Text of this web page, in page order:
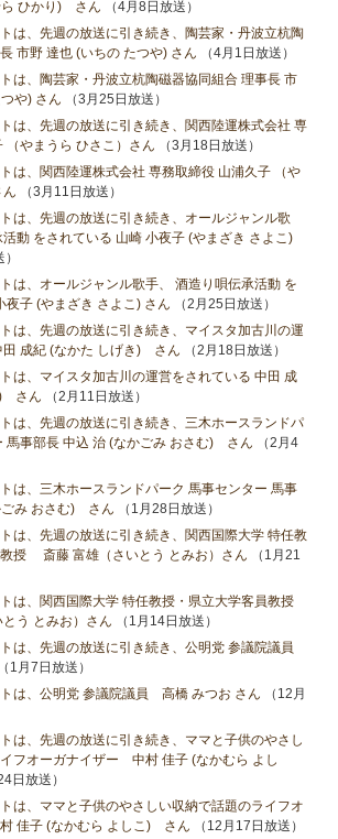
ひかり) さん （4月8日放送）
は、先週の放送に引き続き、陶芸家・丹波立杭陶
市野 達也 (いちの たつや) さん （4月1日放送）
は、陶芸家・丹波立杭陶磁器協同組合 理事長 市
や) さん （3月25日放送）
は、先週の放送に引き続き、関西陸運株式会社 専
（やまうら ひさこ）さん （3月18日放送）
は、関西陸運株式会社 専務取締役 山浦久子 （や
ん （3月11日放送）
は、先週の放送に引き続き、オールジャンル歌
動 をされている 山崎 小夜子 (やまざき さよこ)
は、オールジャンル歌手、 酒造り唄伝承活動 を
夜子 (やまざき さよこ) さん （2月25日放送）
は、先週の放送に引き続き、マイスタ加古川の運
田 成紀 (なかた しげき) さん （2月18日放送）
は、マイスタ加古川の運営をされている 中田 成
) さん （2月11日放送）
は、先週の放送に引き続き、三木ホースランドパ
馬事部長 中込 治 (なかごみ おさむ) さん （2月4
は、三木ホースランドパーク 馬事センター 馬事
ごみ おさむ) さん （1月28日放送）
は、先週の放送に引き続き、関西国際大学 特任教
授 斎藤 富雄（さいとう とみお）さん （1月21
は、関西国際大学 特任教授・県立大学客員教授
う とみお）さん （1月14日放送）
は、先週の放送に引き続き、公明党 参議院議員
（1月7日放送）
は、公明党 参議院議員 高橋 みつお さん （12月
は、先週の放送に引き続き、ママと子供のやさし
フオーガナイザー 中村 佳子 (なかむら よし
日放送）
は、ママと子供のやさしい収納で話題のライフオ
佳子 (なかむら よしこ) さん （12月17日放送）